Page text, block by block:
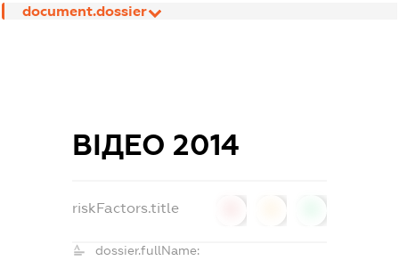
document.dossier
ВІДЕО 2014
riskFactors.title
dossier.fullName: